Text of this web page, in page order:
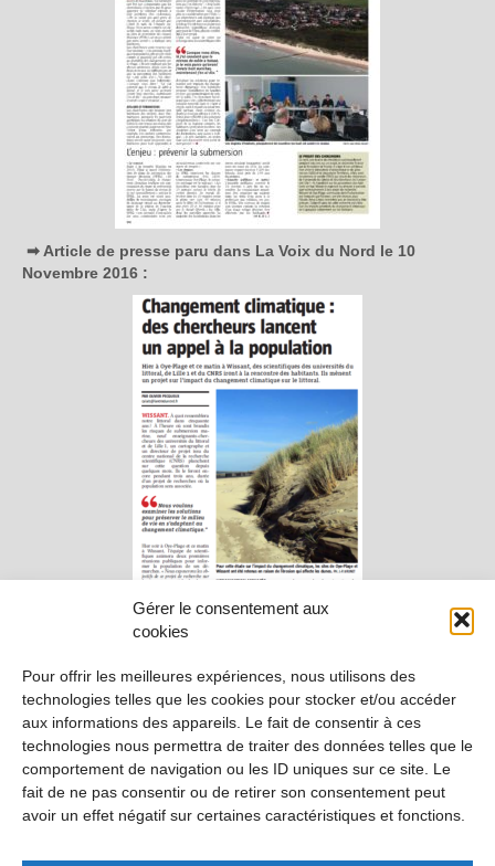
Gérer le consentement aux
cookies
Pour offrir les meilleures expériences, nous utilisons des
technologies telles que les cookies pour stocker et/ou accéder
aux informations des appareils. Le fait de consentir à ces
technologies nous permettra de traiter des données telles que le
comportement de navigation ou les ID uniques sur ce site. Le
fait de ne pas consentir ou de retirer son consentement peut
avoir un effet négatif sur certaines caractéristiques et fonctions.
➡ Article de presse paru dans La Voix du Nord le 10
Novembre 2016 :